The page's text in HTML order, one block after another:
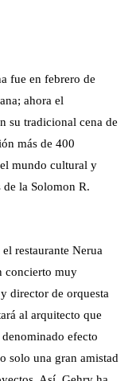
fue en febrero de
ahora el
su tradicional cena de
más de 400
mundo cultural y
la Solomon R.
restaurante Nerua
concierto muy
director de orquesta
al arquitecto que
efecto
solo una gran amistad